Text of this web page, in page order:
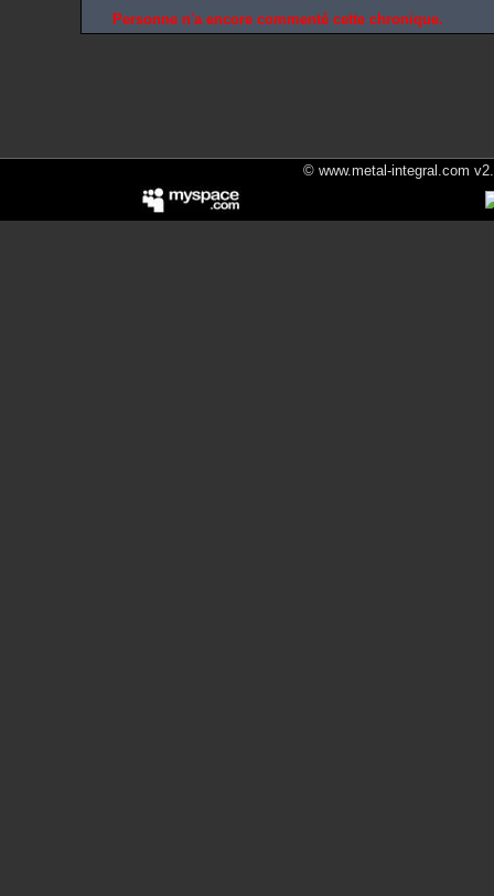
Personne n'a encore commenté cette chronique.
© www.metal-integral.com